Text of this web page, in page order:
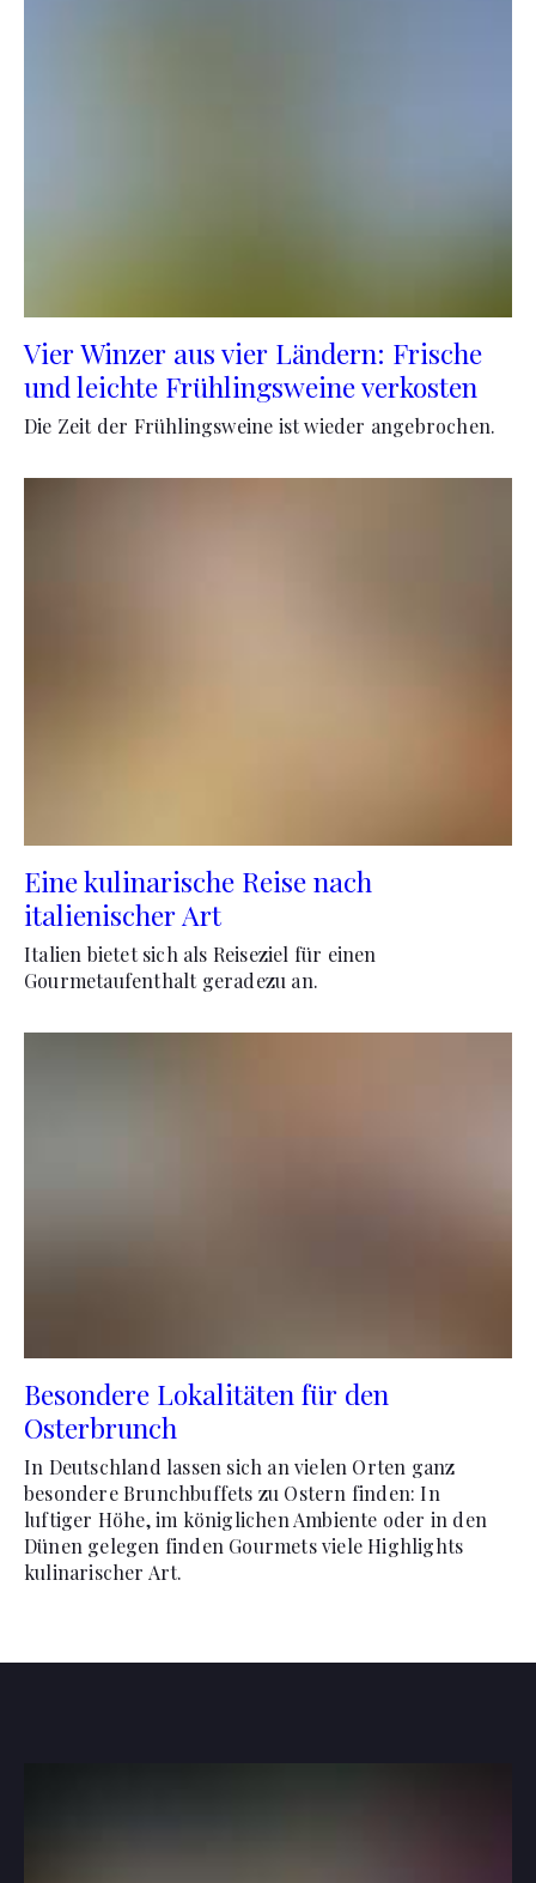
Vier Winzer aus vier Ländern: Frische
und leichte Frühlingsweine verkosten
Die Zeit der Frühlingsweine ist wieder angebrochen.
Eine kulinarische Reise nach
italienischer Art
Italien bietet sich als Reiseziel für einen
Gourmetaufenthalt geradezu an.
Besondere Lokalitäten für den
Osterbrunch
In Deutschland lassen sich an vielen Orten ganz
besondere Brunchbuffets zu Ostern finden: In
luftiger Höhe, im königlichen Ambiente oder in den
Dünen gelegen finden Gourmets viele Highlights
kulinarischer Art.